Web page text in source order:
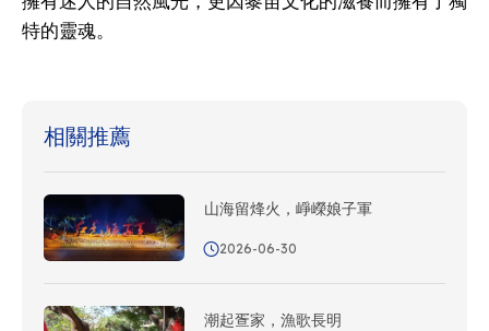
特的靈魂。
相關推薦
山海留烽火，崢嶸娘子軍
2026-06-30
潮起疍家，漁歌長明